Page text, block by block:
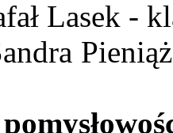
Lasek -